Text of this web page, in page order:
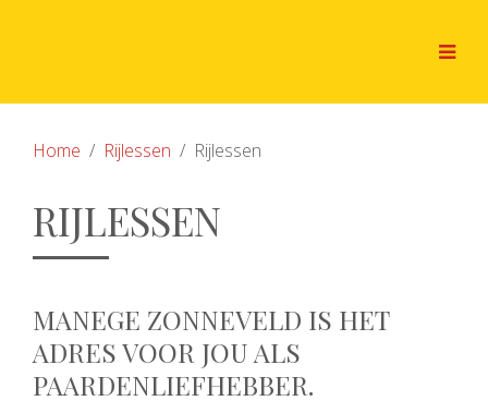
Home Rijlessen Rijlessen
RIJLESSEN
MANEGE ZONNEVELD IS HET
ADRES VOOR JOU ALS
PAARDENLIEFHEBBER.